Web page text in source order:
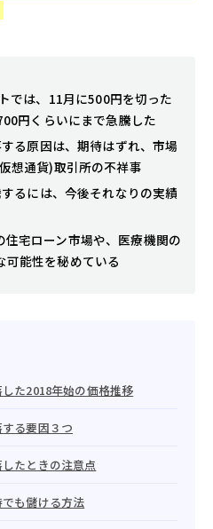
では、11月に500円を切った
円くらいにまで急騰した
る原因は、期待はずれ、市場
想通貨)取引所の不祥事
るには、今後それなりの実績
住宅ローン市場や、医療機関の
可能性を秘めている
た2018年始の価格推移
る要因３つ
たときの注意点
も儲ける方法